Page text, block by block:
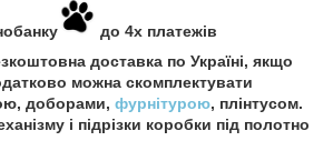
до 4х платежів
доставка по Україні, якщо
можна скомплектувати
доборами, фурнітурою, плінтусом.
і підрізки коробки під полотно